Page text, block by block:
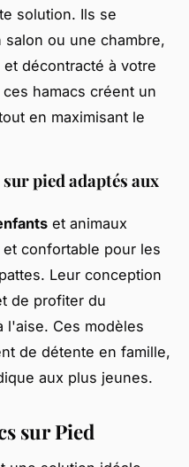
solution. Ils se
ou une chambre,
décontracté à votre
hamacs créent un
en maximisant le
pied adaptés aux
et animaux
confortable pour les
Leur conception
de profiter du
l'aise. Ces modèles
de détente en famille,
aux plus jeunes.
sur Pied